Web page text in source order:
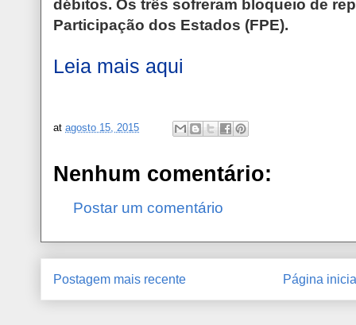
débitos. Os três sofreram bloqueio de
Participação dos Estados (FPE).
Leia mais aqui
at agosto 15, 2015
Nenhum comentário:
Postar um comentário
Postagem mais recente Página